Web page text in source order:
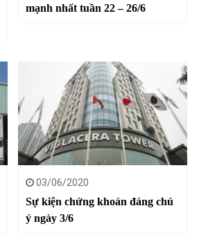
mạnh nhất tuần 22 – 26/6
03/06/2020
Sự kiện chứng khoán đáng chú
ý ngày 3/6